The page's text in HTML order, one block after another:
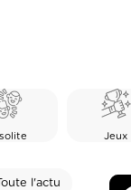
Jeux
l'actu